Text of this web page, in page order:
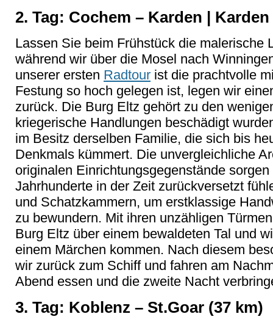
2. Tag: Cochem – Karden |
Lassen Sie beim Frühstück die malerische
während wir über die Mosel nach
unserer ersten Radtour ist die prachtvolle
Festung so hoch gelegen ist, legen wir
zurück. Die Burg Eltz gehört zu den
kriegerische Handlungen beschädigt
im Besitz derselben Familie, die sich bis
Denkmals kümmert. Die unvergleichliche
originalen Einrichtungsgegenstände
Jahrhunderte in der Zeit zurückversetzt
und Schatzkammern, um erstklassige
zu bewundern. Mit ihren unzähligen
Burg Eltz über einem bewaldeten Tal und
einem Märchen kommen. Nach diesem
wir zurück zum Schiff und fahren am
Abend essen und die zweite Nacht
3. Tag: Koblenz – St.Goar (37 km)